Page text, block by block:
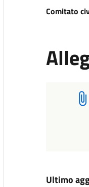
Comitato
Ultimo